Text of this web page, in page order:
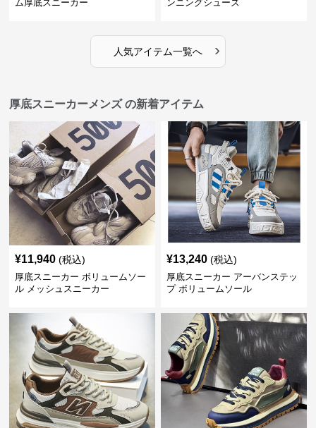
ム厚底スニーカー
ンニングシューズ
人気アイテム一覧へ ›
厚底スニーカーメンズ の新着アイテム
¥11,940 (税込)
厚底スニーカー ボリュームソー
ル メッシュスニーカー
¥13,240 (税込)
厚底スニーカー アーバンステッ
プ ボリュームソール